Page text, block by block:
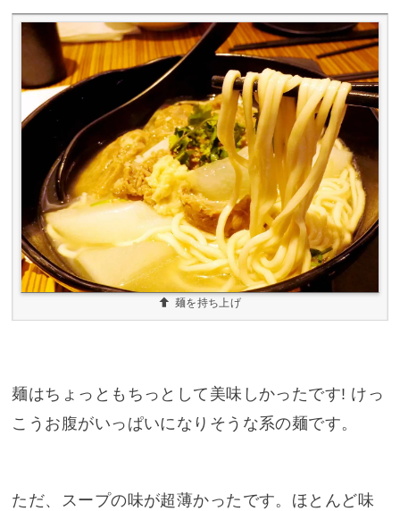
麺を持ち上げ
麺はちょっともちっとして美味しかったです! けっ
こうお腹がいっぱいになりそうな系の麺です。
ただ、スープの味が超薄かったです。ほとんど味